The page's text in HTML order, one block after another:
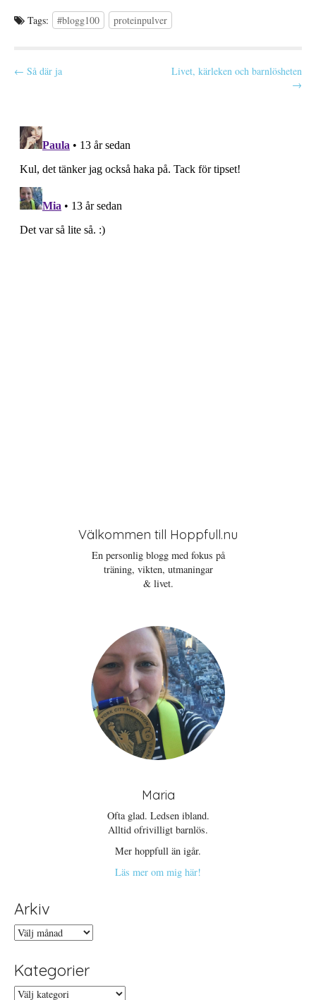
Tags:
#blogg100 proteinpulver
P
n
a
v
a
← Så där ja
Livet, kärleken och barnlösheten
→
Välkommen till Hoppfull.nu
En personlig blogg med fokus på
träning, vikten, utmaningar
& livet.
Maria
Ofta glad. Ledsen ibland.
Alltid ofrivilligt barnlös.
Mer hoppfull än igår.
Läs mer om mig här!
Arkiv
Arkiv
Kategorier
Kategorier